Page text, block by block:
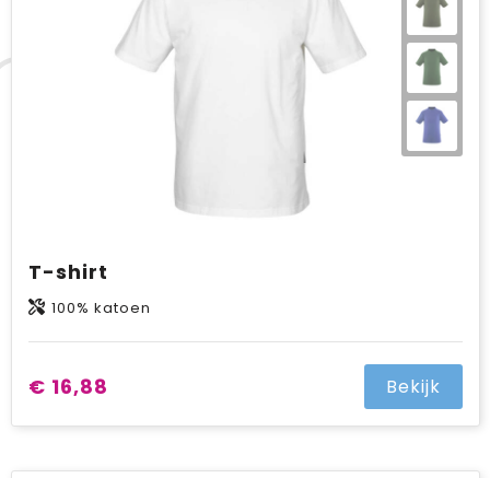
T-shirt
100% katoen
€ 16,88 Bekijk